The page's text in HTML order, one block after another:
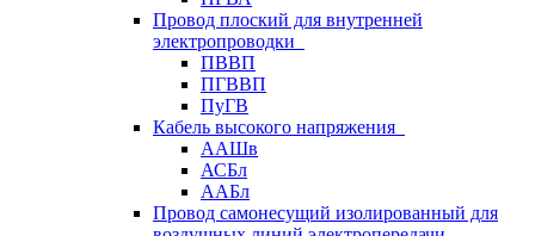
Провод плоский для внутренней
электропроводки
ПВВП
ПГВВП
ПуГВ
Кабель высокого напряжения
ААШв
АСБл
ААБл
Провод самонесущий изолированный для